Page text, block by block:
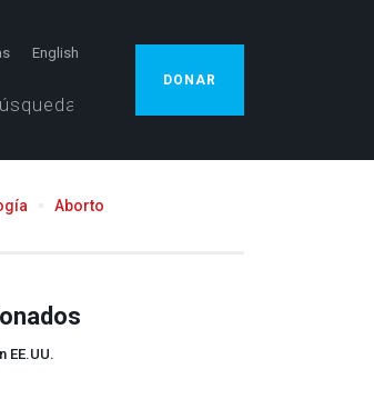
English
DONAR
Aborto
EE.UU.